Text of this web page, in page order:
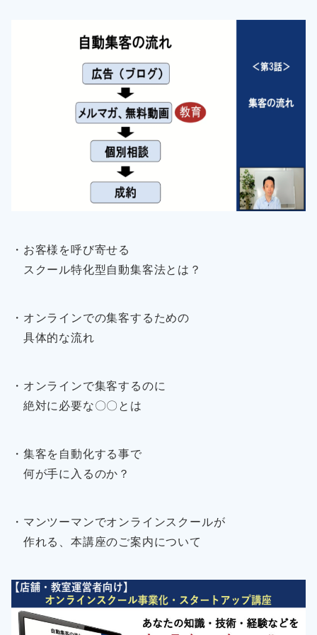
・お客様を呼び寄せる
スクール特化型自動集客法とは？
・オンラインでの集客するための
具体的な流れ
・オンラインで集客するのに
絶対に必要な〇〇とは
・集客を自動化する事で
何が手に入るのか？
・マンツーマンでオンラインスクールが
作れる、本講座のご案内について